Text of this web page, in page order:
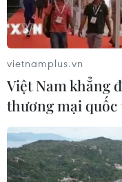
vietnamplus.vn
Việt Nam khẳng
thương mại quốc